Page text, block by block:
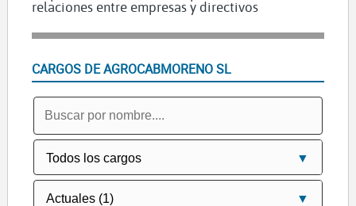
relaciones entre empresas y directivos
CARGOS DE AGROCABMORENO SL